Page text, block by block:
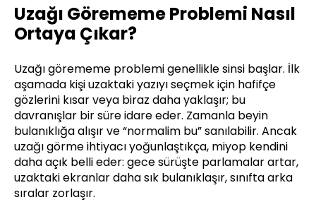
Uzağı Görememe Problemi Nasıl
Ortaya Çıkar?
Uzağı görememe problemi genellikle sinsi başlar. İlk
aşamada kişi uzaktaki yazıyı seçmek için hafifçe
gözlerini kısar veya biraz daha yaklaşır; bu
davranışlar bir süre idare eder. Zamanla beyin
bulanıklığa alışır ve “normalim bu” sanılabilir. Ancak
uzağı görme ihtiyacı yoğunlaştıkça, miyop kendini
daha açık belli eder: gece sürüşte parlamalar artar,
uzaktaki ekranlar daha sık bulanıklaşır, sınıfta arka
sıralar zorlaşır.